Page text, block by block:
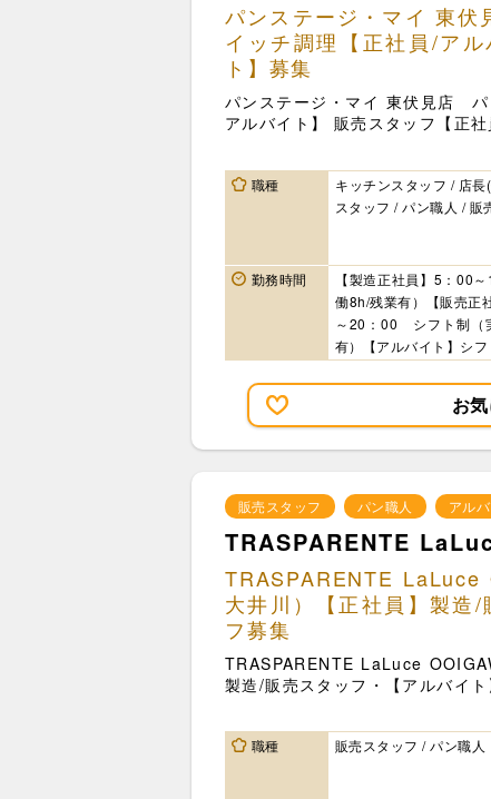
パンステージ・マイ 東
イッチ調理【正社員/ア
ト】募集
パンステージ・マイ 東伏見店
アルバイト】 販売スタッフ【正
職種
キッチンスタッフ / 店長
スタッフ / パン職人 / 販
勤務時間
【製造正社員】5：00
働8h/残業有）【販売正
～20：00 シフト制（
有）【アルバイト】シ
お
販売スタッフ パン職人 アル
TRASPARENTE
TRASPARENTE LaLuce
大井川）【正社員】製造
フ募集
TRASPARENTE LaLuce
製造/販売スタッフ・【アルバイ
職種 販売スタッフ / パン職人